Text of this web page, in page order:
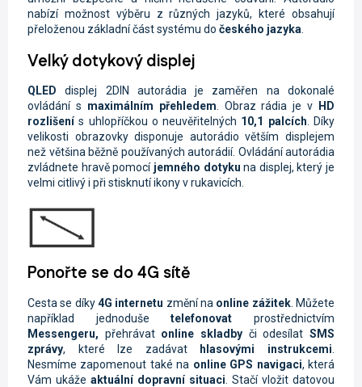
nabízí možnost výběru z různých jazyků, které obsahují
přeloženou základní část systému do českého jazyka
Velký dotykový displej
QLEDdisplej
2DIN autorádia je zaměřen na dokonalé
ovládání s maximálním přehledem. Obraz rádia je v HD
rozlišenís uhlopříčkou o neuvěřitelných 10,1 palcích. Díky
velikosti obrazovky disponuje autorádio větším displejem
než většina běžně používaných autorádií. Ovládání autorádia
zvládnete hravě pomocí jemného dotyku na displej, který je
velmi citlivý i při stisknutí ikony v rukavicích.
Ponořte se do 4G sítě
Cesta se díky4G internetu změní na online zážitek. Můžete
například jednodušetelefonovat prostřednictvím
Messengeru, přehrávat online skladby či odesílatSMS
zprávy, které lze zadávat hlasovými instrukcemi
Nesmíme zapomenout také na online GPS navigaci, která
Vám ukáže aktuální dopravní situaci . Stačí vložit datovou